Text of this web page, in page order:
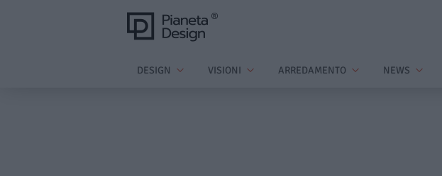
DESIGN VISIONI ARREDAMENTO NEWS